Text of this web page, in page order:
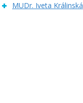
MUDr. Iveta Králinská